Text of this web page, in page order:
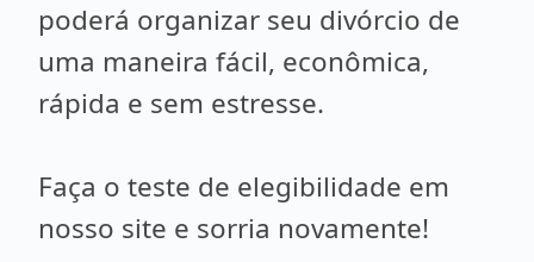
poderá organizar seu divórcio de
uma maneira fácil, econômica,
rápida e sem estresse.
Faça o teste de elegibilidade em
nosso site e sorria novamente!